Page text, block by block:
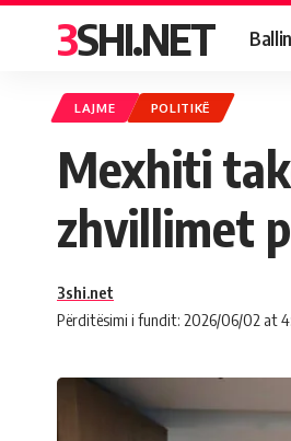
3SHI.NET
LAJME POLITIKË
Mexhiti
zhvillimet
Përditësimi i fundit: 2026/06/02 at
3shi.net